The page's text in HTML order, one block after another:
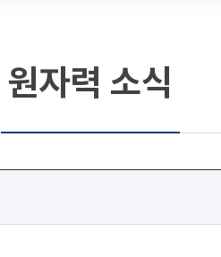
원자력 소식